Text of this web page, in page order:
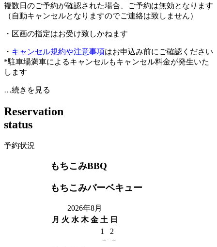
複数日のご予約が確認された場合、ご予約は無効となります
（自動キャンセルとなりますのでご連絡は致しません）
・区画の指定はお受け致しかねます
・ キャンセル規約や注意事項はお申込み前にご確認ください
*駐車場満車によるキャンセルもキャンセル料金が発生いた
します
…続きを見る
Reservation
status
予約状況
もちこみBBQ
もちこみバーベキュー
2026年8月
月 火 水 木 金 土 日
1
－
2
－